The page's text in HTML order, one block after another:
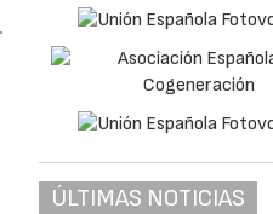
ÚLTIMAS NOTICIAS